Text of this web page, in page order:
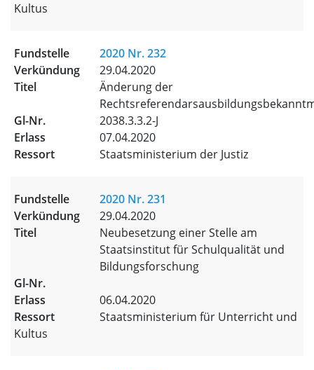
Kultus
2020 Nr. 232
29.04.2020
Änderung der
2038.3.3.2-J
07.04.2020
Staatsministerium der Justiz
2020 Nr. 231
29.04.2020
Neubesetzung einer Stelle am
Staatsinstitut für Schulqualität und
Bildungsforschung
06.04.2020
Staatsministerium für Unterricht und
Kultus